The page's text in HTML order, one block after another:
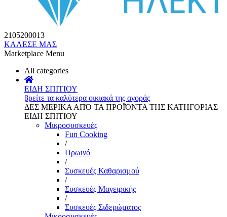
2105200013
ΚΑΛΕΣΕ ΜΑΣ
Marketplace Menu
All categories
ΕΙΔΗ ΣΠΙΤΙΟΥ
βρείτε τα καλύτερα οικιακά της αγοράς
ΔΕΣ ΜΕΡΙΚΑ ΑΠΌ ΤΑ ΠΡΟΪΌΝΤΑ ΤΗΣ ΚΑΤΗΓΟΡΙΑΣ
ΕΙΔΗ ΣΠΙΤΙΟΥ
Μικροσυσκευές
Fun Cooking
/
Πρωινό
/
Συσκευές Καθαρισμού
/
Συσκευές Μαγειρικής
/
Συσκευές Σιδερώματος